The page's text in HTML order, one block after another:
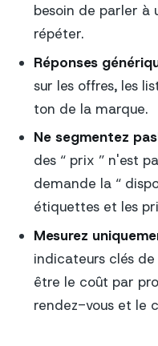
besoin de parler à
répéter.
Réponses
sur les offres, les
ton de la marque.
Ne segmentez pas
des “ prix ” n'est
demande la “
étiquettes et les
Mesurez
indicateurs clés
être le coût par
rendez-vous et le